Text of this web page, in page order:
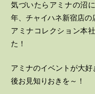
気づいたらアミナの沼
年、チャイハネ新宿店の
アミナコレクション本
た！
アミナのイベントが大
後お見知りおきを～！